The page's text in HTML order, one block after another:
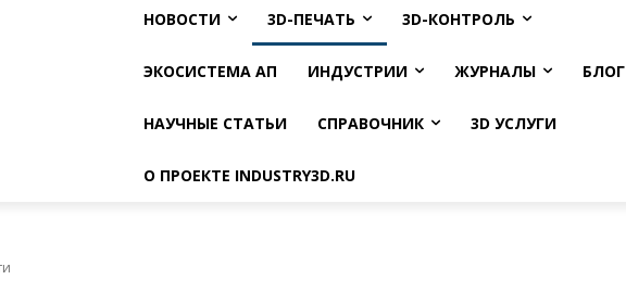
НОВОСТИ 3D-ПЕЧАТЬ 3D-КОНТРОЛЬ
ЭКОСИСТЕМА АП ИНДУСТРИИ ЖУРНАЛЫ БЛОГ
НАУЧНЫЕ СТАТЬИ СПРАВОЧНИК 3D УСЛУГИ
О ПРОЕКТЕ INDUSTRY3D.RU